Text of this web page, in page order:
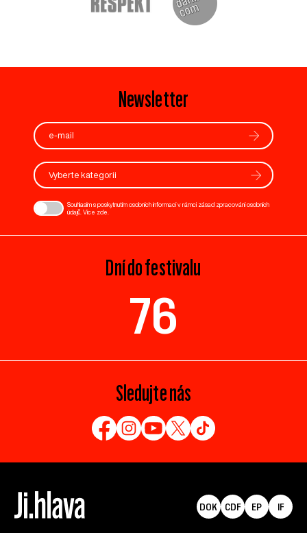
Newsletter
Vyberte kategorii
Souhlasím s poskytnutím osobních informací v rámci zásad zpracování osobních
údajů. Více zde
Dní do festivalu
76
Sledujte nás
DOK CDF EP IF